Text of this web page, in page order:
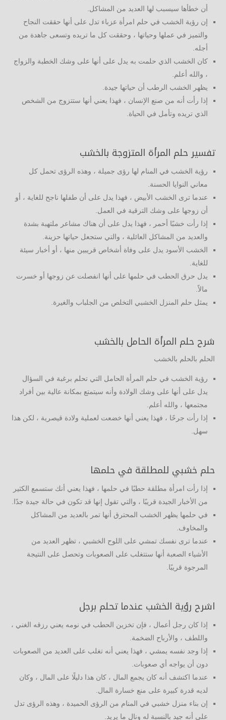
أن خطأها سيسبب لها العديد من المشاكل.
إن رؤية الخشب في حلم امرأة عزباء تدل على أنها حققت النجاح
والتميز في عملها وحياتها ، وحققت كل ما تريده وتسعى جاهدة من
أجله.
كان الخشب الذي حلمت به يدل على أنها على وشك الخطبة والزواج
، والله أعلم.
يظهر الخشب الرطب أن حياتها جيدة.
إذا رأت أنه من صنع الإنسان ، فهذا يعني أنها ستتزوج من الشخص
الذي تريده وتأمل في الحياة.
تفسير حلم المرأة المتزوجة بالخشب
رؤية الخشب في المنام لها رؤى جميلة ، وهذه الرؤى تحمل كل
معاني النوايا الحسنة.
عندما ترى الخشب الأبيض ، فهذا يدل على أن طفلها ناجح للغاية ، أو
أن زوجها على وشك الترقية في العمل.
إذا رأت خشبًا أحمر ، فهذا يدل على أن هناك مشاعر ملتهبة بشدة
والعديد من المشاكل العائلية ، والتي ستجعل حياتها حزينة.
الخشب الأسود يدل على وفاة أشخاص قريبين منها ، أو أخبار سيئة
للغاية.
يدل حرق الحطب في حلمها على أنها انفصلت عن زوجها أو خسرت
مالاً.
يمثل حلم المنزل الخشبي التخلص من الجلباب والغيرة.
شرح حلم المرأة الحامل بالخشب
الحلم بالحلم بالخشب
رؤية الخشب في حلم المرأة الحامل التي تحلم برغبة في السؤال
يدل على أنها على وشك الولادة وأنه سيتمتع بمكانة عالية بين أفراد
مجتمعها ، والله أعلم.
إذا رأت جرحًا ، فهذا يعني أنها خضعت لعملية ولادة قيصرية ، لكن هذا
سهل.
حلم خشبي للمطلقة في حلمها
إذا رأت امرأة مطلقة حطبًا في حلمها ، فهذا يعني أنك ستسمع الكثير
من الأخبار الجيدة قريبًا ، والتي تقول إنها قد تكون في حالة جيدة جدًا.
في حلمها يظهر الخشب المحترق أنها تمر بالعديد من المشاكل
والمخاوف.
عندما ترى نفسك تمشي على اللوح الخشبي ، تظهر العديد من
الأشياء الصعبة أنها ستتغلب على الصعوبات وتحصل على النتيجة
المرجوة قريبًا.
اشرح رؤية الخشب عندما تحلم برجل
إذا كان رجل أعمال ، فإن تخزين الحطب في نومه يعني رزقه الغني ،
واللطف ، والأرباح الضخمة.
إذا وجد نفسه يمشي ، فهذا يعني أنه تغلب على العديد من الصعوبات
دون أن يواجه أي صعوبات.
عندما اكتشف أنه كان يجمع المال ، كان هذا دليلًا على المال ، وكان
لديه قدرة كبيرة على منع خسارة المال.
إن بناء منزل خشبي في المنام من الرؤى الحميدة ، وهذه الرؤى تدل
على أنه جيد بالنسبة له ونال ما يريد.